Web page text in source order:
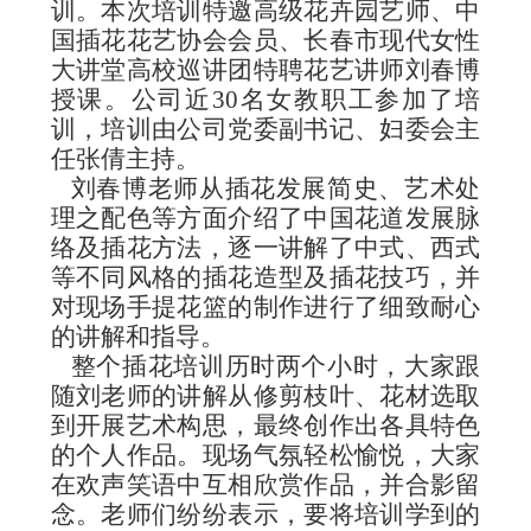
训。本次培训特邀高级花卉园艺师、中
国插花花艺协会会员、长春市现代女性
大讲堂高校巡讲团特聘花艺讲师刘春博
授课。公司近30名女教职工参加了培
训，培训由公司党委副书记、妇委会主
任张倩主持。
刘春博老师从插花发展简史、艺术处
理之配色等方面介绍了中国花道发展脉
络及插花方法，逐一讲解了中式、西式
等不同风格的插花造型及插花技巧，并
对现场手提花篮的制作进行了细致耐心
的讲解和指导。
整个插花培训历时两个小时，大家跟
随刘老师的讲解从修剪枝叶、花材选取
到开展艺术构思，最终创作出各具特色
的个人作品。现场气氛轻松愉悦，大家
在欢声笑语中互相欣赏作品，并合影留
念。老师们纷纷表示，要将培训学到的